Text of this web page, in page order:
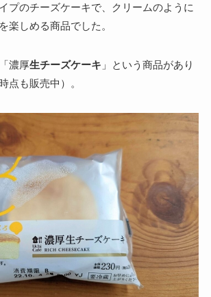
プのチーズケーキで、クリームのように
楽しめる商品でした。
濃厚生チーズケーキ 」という商品があり
点も販売中）。